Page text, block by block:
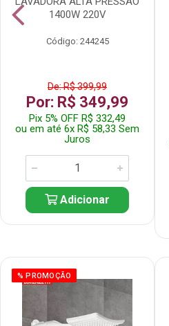
1400W 220V
Código: 244245
De: R$ 399,99
Por: R$ 349,99
Pix 5% OFF R$ 332,49
ou em até 6x R$ 58,33 Sem
Juros
Adicionar
% PROMOÇÃO